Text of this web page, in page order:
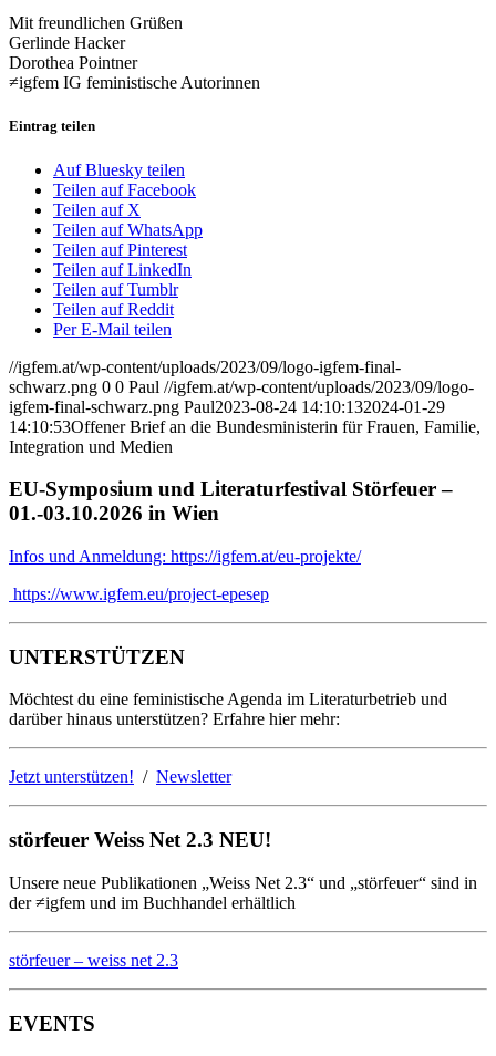
Mit freundlichen Grüßen
Gerlinde Hacker
Dorothea Pointner
≠igfem IG feministische Autorinnen
Eintrag teilen
Auf Bluesky teilen
Teilen auf Facebook
Teilen auf X
Teilen auf WhatsApp
Teilen auf Pinterest
Teilen auf LinkedIn
Teilen auf Tumblr
Teilen auf Reddit
Per E-Mail teilen
//igfem.at/wp-content/uploads/2023/09/logo-igfem-final-
schwarz.png 0 0 Paul //igfem.at/wp-content/uploads/2023/09/logo-
igfem-final-schwarz.png Paul2023-08-24 14:10:132024-01-29
14:10:53Offener Brief an die Bundesministerin für Frauen, Familie,
Integration und Medien
EU-Symposium und Literaturfestival Störfeuer –
01.-03.10.2026 in Wien
Infos und Anmeldung: https://igfem.at/eu-projekte/
https://www.igfem.eu/project-epesep
UNTERSTÜTZEN
Möchtest du eine feministische Agenda im Literaturbetrieb und
darüber hinaus unterstützen? Erfahre hier mehr:
Jetzt unterstützen! / Newsletter
störfeuer Weiss Net 2.3 NEU!
Unsere neue Publikationen „Weiss Net 2.3“ und „störfeuer“ sind in
der ≠igfem und im Buchhandel erhältlich
störfeuer – weiss net 2.3
EVENTS